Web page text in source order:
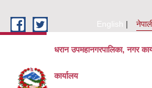
English
धरान उपमहानगरपालिका, नगर
कार्यालय